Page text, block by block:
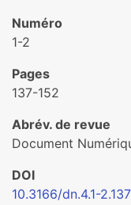
Numéro
1-2
Pages
137-152
Abrév. de revue
Document
DOI
10.3166/dn.4.1-